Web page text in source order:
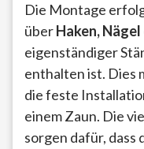
Die Montage
überHaken,
eigenständiger
enthalten ist. Dies
die feste
einem Zaun. Die
sorgen dafür, dass